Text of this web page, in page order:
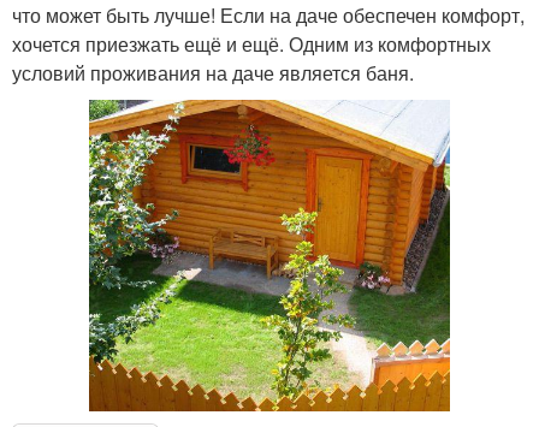
что может быть лучше! Если на даче обеспечен комфорт,
хочется приезжать ещё и ещё. Одним из комфортных
условий проживания на даче является баня.